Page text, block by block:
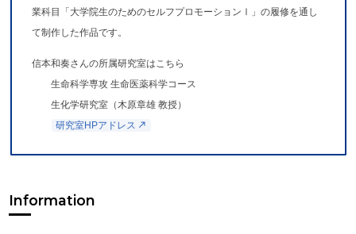
業科目「大学院生のためのセルフプロモーションⅠ」の履修を通し
て制作した作品です。
信本和奏さんの所属研究室はこちら
生命科学専攻 生命医薬科学コース
生化学研究室（木原章雄 教授）
研究室HPアドレス
Information